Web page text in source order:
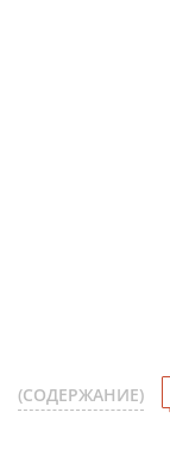
(СОДЕРЖАНИЕ)